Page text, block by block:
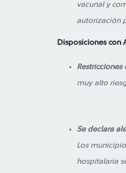
vacunal y
autorización
Disposiciones con
muy alto
Se declara
Los
hospitalaria